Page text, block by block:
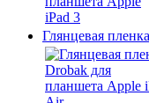
Глянцевая